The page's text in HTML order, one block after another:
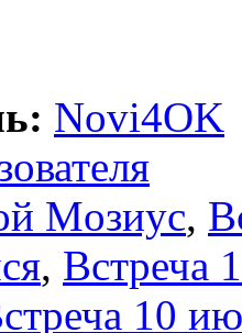
Novi4OK
Moзиус,
, Встреча
10